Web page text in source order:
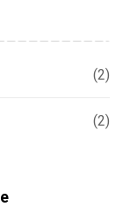
(2)
(2)